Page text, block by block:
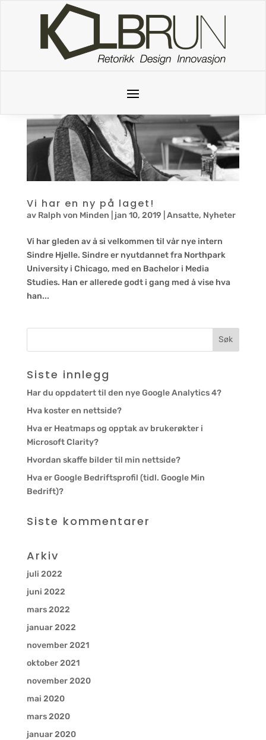
Vi har en ny på laget!
av Ralph von Minden jan 10, 2019 Ansatte, Nyheter
Vi har gleden av å si velkommen til vår nye intern
Sindre Hjelle. Sindre er nyutdannet fra Northpark
University i Chicago, med en Bachelor i Media
Studies. Han er allerede godt i gang med å vise hva
han...
Siste innlegg
Har du oppdatert til den nye Google Analytics 4?
Hva koster en nettside?
Hva er Heatmaps og opptak av brukerøkter i
Microsoft Clarity?
Hvordan skaffe bilder til min nettside?
Hva er Google Bedriftsprofil (tidl. Google Min
Bedrift)?
Siste kommentarer
Arkiv
juli 2022
juni 2022
mars 2022
januar 2022
november 2021
oktober 2021
november 2020
mai 2020
mars 2020
januar 2020